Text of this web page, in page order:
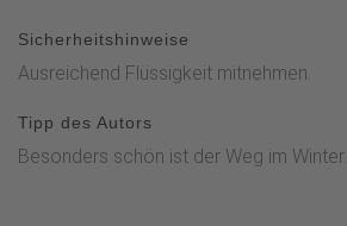
Sicherheitshinweise
Ausreichend Flüssigkeit mitnehmen.
Tipp des Autors
Besonders schön ist der Weg im Winter.